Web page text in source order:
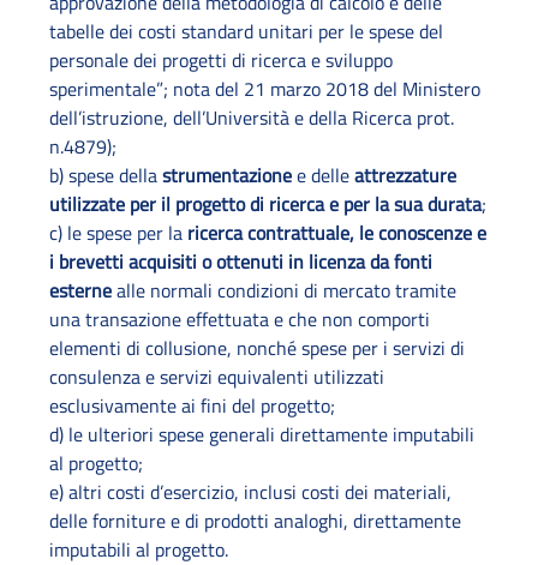
tabelle dei costi standard unitari per le spese del
personale dei progetti di ricerca e sviluppo
sperimentale”; nota del 21 marzo 2018 del Ministero
dell’istruzione, dell’Università e della Ricerca prot.
n.4879);
b) spese dellastrumentazionee delleattrezzature
utilizzate per il progetto di ricerca e per la sua durata;
c) le spese per la ricerca contrattuale, le conoscenze e
i brevetti acquisiti o ottenuti in licenza da fonti
esternealle normali condizioni di mercato tramite
una transazione effettuata e che non comporti
elementi di collusione, nonché spese per i servizi di
consulenza e servizi equivalenti utilizzati
esclusivamente ai fini del progetto;
d) le ulteriori spese generali direttamente imputabili
al progetto;
e) altri costi d’esercizio, inclusi costi dei materiali,
delle forniture e di prodotti analoghi, direttamente
imputabili al progetto.